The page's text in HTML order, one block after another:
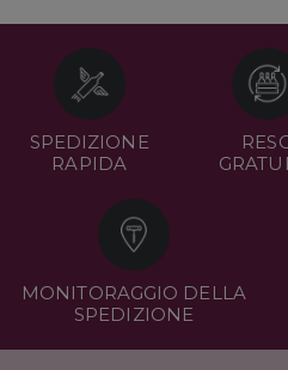
SPEDIZIONE
RAPIDA
MONITORAGGIO DELLA
SPEDIZIONE